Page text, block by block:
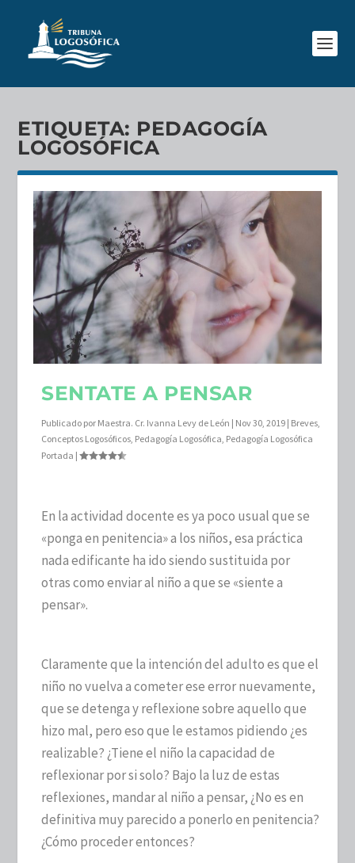
ETIQUETA: PEDAGOGÍA
LOGOSÓFICA
SENTATE A PENSAR
Publicado por Maestra. Cr. Ivanna Levy de León | Nov 30, 2019 | Breves
Conceptos Logosóficos Pedagogía Logosófica Pedagogía Logosófica
Portada |
En la actividad docente es ya poco usual que se
«ponga en penitencia» a los niños, esa práctica
nada edificante ha ido siendo sustituida por
otras como enviar al niño a que se «siente a
pensar».
Claramente que la intención del adulto es que el
niño no vuelva a cometer ese error nuevamente,
que se detenga y reflexione sobre aquello que
hizo mal, pero eso que le estamos pidiendo ¿es
realizable? ¿Tiene el niño la capacidad de
reflexionar por si solo? Bajo la luz de estas
reflexiones, mandar al niño a pensar, ¿No es en
definitiva muy parecido a ponerlo en penitencia?
¿Cómo proceder entonces?